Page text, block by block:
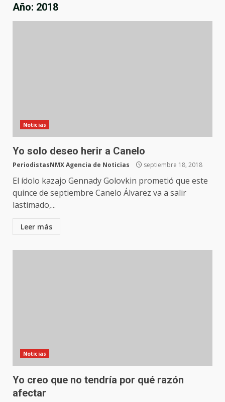
Año: 2018
Noticias
Yo solo deseo herir a Canelo
PeriodistasNMX Agencia de Noticias septiembre 18, 2018
El ídolo kazajo Gennady Golovkin prometió que este
quince de septiembre Canelo Álvarez va a salir
lastimado,...
Leer más
Noticias
Yo creo que no tendría por qué razón
afectar